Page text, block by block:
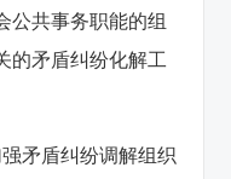
公共事务职能的组
的矛盾纠纷化解工
矛盾纠纷调解组织